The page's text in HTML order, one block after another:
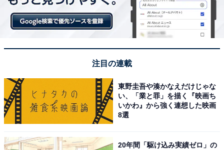
注目の連載
東野圭吾や湊かなえだけじゃな
い、「業と罪」を描く『映画ち
いかわ』から強く連想した映画
8選
20年間「駆け込み実績ゼロ」の